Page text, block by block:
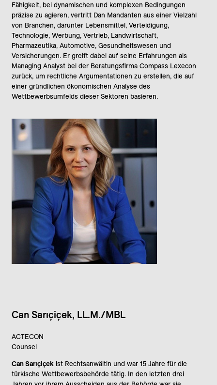
Fähigkeit, bei dynamischen und komplexen Bedingungen
präzise zu agieren, vertritt Dan Mandanten aus einer Vielzahl
von Branchen, darunter Lebensmittel, Verteidigung,
Technologie, Werbung, Vertrieb, Landwirtschaft,
Pharmazeutika, Automotive, Gesundheitswesen und
Versicherungen. Er greift dabei auf seine Erfahrungen als
Managing Analyst bei der Beratungsfirma Compass Lexecon
zurück, um rechtliche Argumentationen zu erstellen, die auf
einer gründlichen ökonomischen Analyse des
Wettbewerbsumfelds dieser Sektoren basieren.
Can Sarıçiçek, LL.M./MBL
ACTECON
Counsel
Can Sarıçiçek ist Rechtsanwältin und war 15 Jahre für die
türkische Wettbewerbsbehörde tätig. In den letzten drei